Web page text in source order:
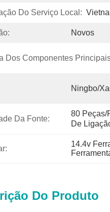
Do Serviço Local:
Novos
Dos Componentes
Ningbo/
Da Fonte:
80 Peças/
De
14.4v
Do Produto